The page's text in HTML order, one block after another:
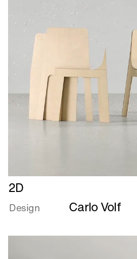
Læs
mere
om
2D
Design Carlo Volf